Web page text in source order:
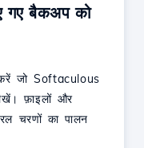
गए बैकअप को
जो Softaculous
फ़ाइलों और
चरणों का पालन